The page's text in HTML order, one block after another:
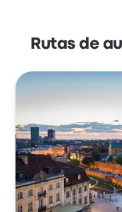
Rutas de